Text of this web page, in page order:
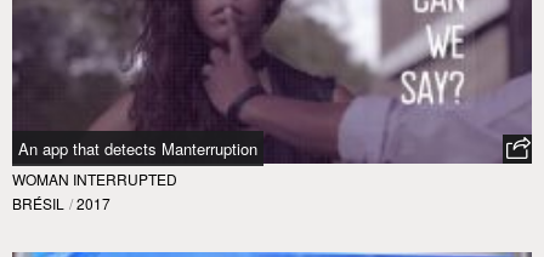
An app that detects Manterruption
WOMAN INTERRUPTED
BRÉSIL / 2017